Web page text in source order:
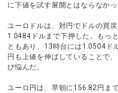
に下値を試す展開とはならなかっ
ユーロドルは、対円でドルの買
1.0484ドルまで下押した。もっ
ともあり、13時台には1.0504ド
円も上値を伸ばしていることで
び悩んだ。
ユーロ円は、早朝に156.82円ま